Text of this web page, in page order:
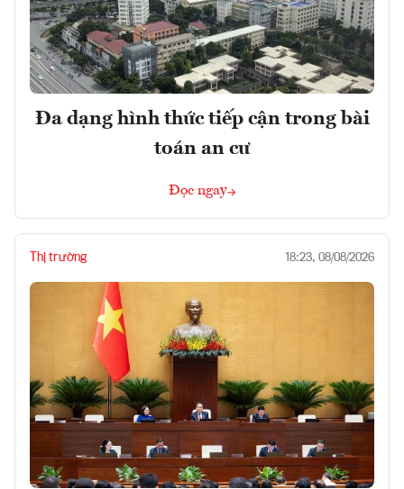
Đa dạng hình thức tiếp cận trong bài
toán an cư
Đọc ngay
Thị trường 18:23, 08/08/2026